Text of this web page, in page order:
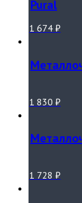
Pural
1 674 ₽
1 830 ₽
1 728 ₽